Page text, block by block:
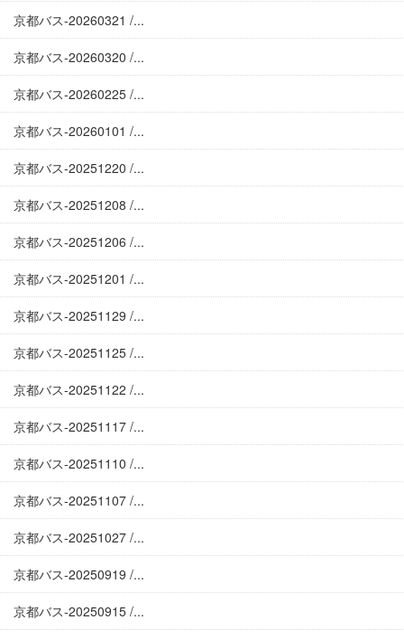
京都バス-20260321 /...
京都バス-20260320 /...
京都バス-20260225 /...
京都バス-20260101 /...
京都バス-20251220 /...
京都バス-20251208 /...
京都バス-20251206 /...
京都バス-20251201 /...
京都バス-20251129 /...
京都バス-20251125 /...
京都バス-20251122 /...
京都バス-20251117 /...
京都バス-20251110 /...
京都バス-20251107 /...
京都バス-20251027 /...
京都バス-20250919 /...
京都バス-20250915 /...